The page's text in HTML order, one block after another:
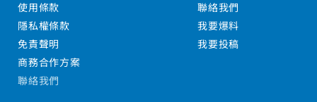
使用條款
隱私權條款
免責聲明
商務合作方案
聯絡我們
我要爆料
我要投稿
聯絡我們